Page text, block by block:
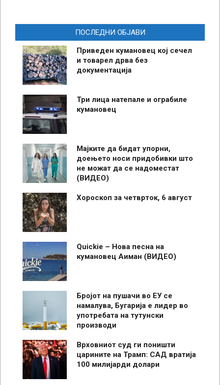
ПОСЛЕДНИ ОБЈАВИ
Приведен кумановец кој сечел
и товарел дрва без
документација
Три лица натепале и ограбиле
кумановец
Мајките да бидат упорни,
доењето носи придобивки што
не можат да се надоместат
(ВИДЕО)
Хороскоп за четврток, 6 август
Quickie – Нова песна на
кумановец Аиман (ВИДЕО)
Бројот на пушачи во ЕУ се
намалува, Бугарија е лидер во
употребата на тутунски
производи
Врховниот суд ги поништи
царините на Трамп: САД вратија
100 милијарди долари